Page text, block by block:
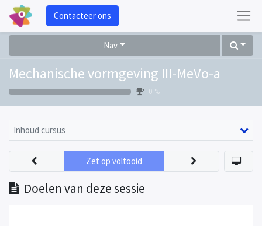
Contacteer ons
Nav
Mechanische vormgeving III-MeVo-a
0 %
Inhoud cursus
Doelen van deze sessie
Zet op voltooid